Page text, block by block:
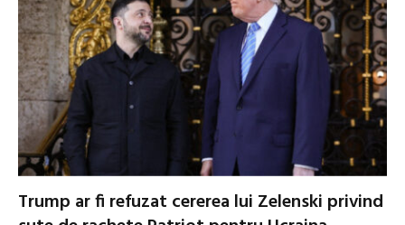
Trump ar fi refuzat cererea lui Zelenski privind